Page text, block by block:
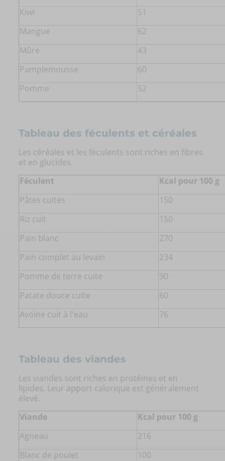
Kiwi
51
Mangue
62
Mûre
43
Pamplemousse
60
Pomme
52
Tableau des féculents et céréales
Les céréales et les féculents sont riches en fibres
et en glucides.
Féculent
Kcal pour 100 g
Pâtes cuites
150
Riz cuit
150
Pain blanc
270
Pain complet au levain
234
Pomme de terre cuite
90
Patate douce cuite
60
Avoine cuit à l'eau
76
Tableau des viandes
Les viandes sont riches en protéines et en
lipides. Leur apport calorique est généralement
élevé.
Viande
Kcal pour 100 g
Agneau
216
Blanc de poulet
100